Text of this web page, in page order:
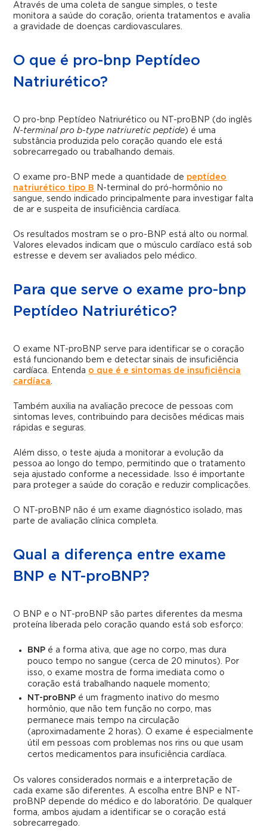
Através de uma coleta de sangue simples, o teste
monitora a saúde do coração, orienta tratamentos e avalia
a gravidade de doenças cardiovasculares.
O que é pro-bnp Peptídeo
Natriurético?
O pro-bnp Peptídeo Natriurético ou NT-proBNP (do inglês
N-terminal pro b-type natriuretic peptide) é uma
substância produzida pelo coração quando ele está
sobrecarregado ou trabalhando demais.
O exame pro-BNP mede a quantidade de peptídeo
natriurético tipo B N-terminal do pró-hormônio no
sangue, sendo indicado principalmente para investigar falta
de ar e suspeita de insuficiência cardíaca.
Os resultados mostram se o pro-BNP está alto ou normal.
Valores elevados indicam que o músculo cardíaco está sob
estresse e devem ser avaliados pelo médico.
Para que serve o exame pro-bnp
Peptídeo Natriurético?
O exame NT-proBNP serve para identificar se o coração
está funcionando bem e detectar sinais de insuficiência
cardíaca. Entenda o que é e sintomas de insuficiência
cardíaca.
Também auxilia na avaliação precoce de pessoas com
sintomas leves, contribuindo para decisões médicas mais
rápidas e seguras.
Além disso, o teste ajuda a monitorar a evolução da
pessoa ao longo do tempo, permitindo que o tratamento
seja ajustado conforme a necessidade. Isso é importante
para proteger a saúde do coração e reduzir complicações.
O NT-proBNP não é um exame diagnóstico isolado, mas
parte de avaliação clínica completa.
Qual a diferença entre exame
BNP e NT-proBNP?
O BNP e o NT-proBNP são partes diferentes da mesma
proteína liberada pelo coração quando está sob esforço:
BNP é a forma ativa, que age no corpo, mas dura
pouco tempo no sangue (cerca de 20 minutos). Por
isso, o exame mostra de forma imediata como o
coração está trabalhando naquele momento;
NT-proBNP é um fragmento inativo do mesmo
hormônio, que não tem função no corpo, mas
permanece mais tempo na circulação
(aproximadamente 2 horas). O exame é especialmente
útil em pessoas com problemas nos rins ou que usam
certos medicamentos para insuficiência cardíaca.
Os valores considerados normais e a interpretação de
cada exame são diferentes. A escolha entre BNP e NT-
proBNP depende do médico e do laboratório. De qualquer
forma, ambos ajudam a identificar se o coração está
sobrecarregado.